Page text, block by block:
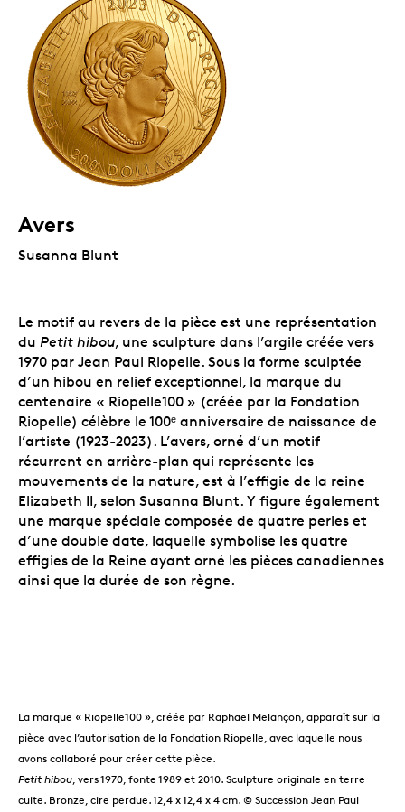
Avers
Susanna Blunt
Le motif au revers de la pièce est une représentation
du Petit hibou, une sculpture dans l’argile créée vers
1970 par Jean Paul Riopelle. Sous la forme sculptée
d’un hibou en relief exceptionnel, la marque du
centenaire « Riopelle100 » (créée par la Fondation
Riopelle) célèbre le 100ᵉ anniversaire de naissance de
l’artiste (1923-2023). L’avers, orné d’un motif
récurrent en arrière-plan qui représente les
mouvements de la nature, est à l’effigie de la reine
Elizabeth II, selon Susanna Blunt. Y figure également
une marque spéciale composée de quatre perles et
d’une double date, laquelle symbolise les quatre
effigies de la Reine ayant orné les pièces canadiennes
ainsi que la durée de son règne.
La marque « Riopelle100 », créée par Raphaël Melançon, apparaît sur la
pièce avec l’autorisation de la Fondation Riopelle, avec laquelle nous
avons collaboré pour créer cette pièce.
Petit hibou , vers 1970, fonte 1989 et 2010. Sculpture originale en terre
cuite. Bronze, cire perdue. 12,4 x 12,4 x 4 cm. © Succession Jean Paul